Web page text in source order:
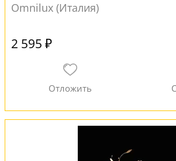
Omnilux (Италия)
2 595 ₽